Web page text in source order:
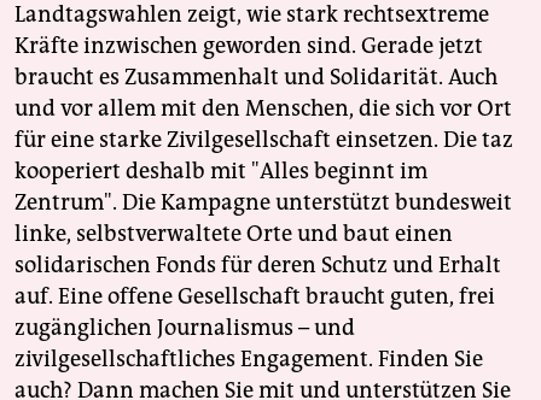
Landtagswahlen zeigt, wie stark rechtsextreme
Kräfte inzwischen geworden sind. Gerade jetzt
braucht es Zusammenhalt und Solidarität. Auch
und vor allem mit den Menschen, die sich vor Ort
für eine starke Zivilgesellschaft einsetzen. Die taz
kooperiert deshalb mit "Alles beginnt im
Zentrum". Die Kampagne unterstützt bundesweit
linke, selbstverwaltete Orte und baut einen
solidarischen Fonds für deren Schutz und Erhalt
auf. Eine offene Gesellschaft braucht guten, frei
zugänglichen Journalismus – und
zivilgesellschaftliches Engagement. Finden Sie
auch? Dann machen Sie mit und unterstützen Sie